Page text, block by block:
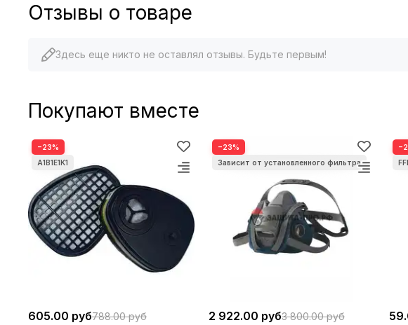
Отзывы о товаре
Здесь еще никто не оставлял отзывы. Будьте первым!
Покупают вместе
−23%
605.00 руб788.00 руб
−23%
2 922.00 руб3 800.00 руб